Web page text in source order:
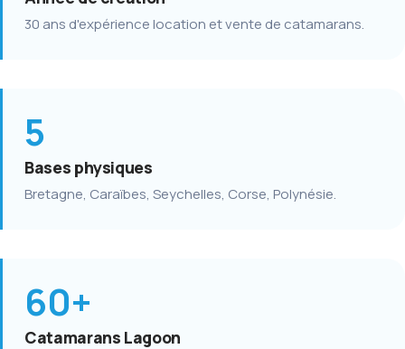
30 ans d'expérience location et vente de catamarans.
5
Bases physiques
Bretagne, Caraïbes, Seychelles, Corse, Polynésie.
60+
Catamarans Lagoon